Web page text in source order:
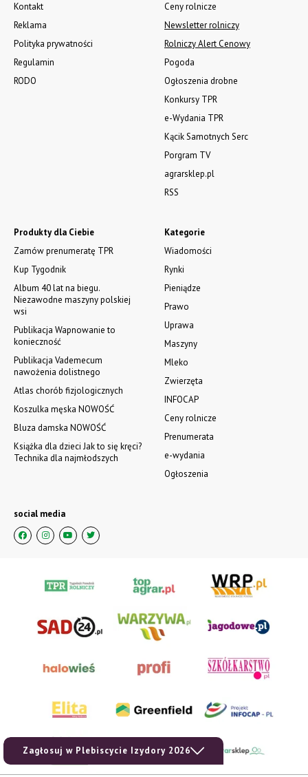
Zagłosuj w Plebiscycie Izydory 2026
Kontakt
Reklama
Polityka prywatności
Regulamin
RODO
Kategorie
Wiadomości
Rynki
Pieniądze
Prawo
Uprawa
Maszyny
Mleko
Zwierzęta
INFOCAP
Ceny rolnicze
Prenumerata
e-wydania
Ogłoszenia
Produkty dla Ciebie
Zamów prenumeratę TPR
Kup Tygodnik
Album 40 lat na biegu.
Niezawodne maszyny polskiej
wsi
Publikacja Wapnowanie to
konieczność
Publikacja Vademecum
nawożenia dolistnego
Atlas chorób fizjologicznych
Koszulka męska NOWOŚĆ
Bluza damska NOWOŚĆ
Książka dla dzieci Jak to się kręci?
Technika dla najmłodszych
Ceny rolnicze
Newsletter rolniczy
Rolniczy Alert Cenowy
Pogoda
Ogłoszenia drobne
Konkursy TPR
e-Wydania TPR
Kącik Samotnych Serc
Porgram TV
agrarsklep.pl
RSS
social media